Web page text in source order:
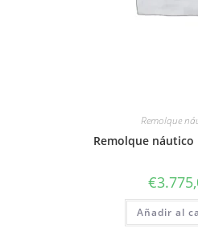
Remolque
Remolque náutico
€
Añadir al